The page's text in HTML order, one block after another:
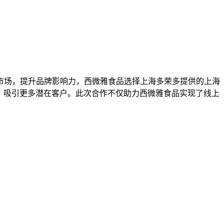
，提升品牌影响力，西微雅食品选择上海多荣多提供的上海
引更多潜在客户。此次合作不仅助力西微雅食品实现了线上